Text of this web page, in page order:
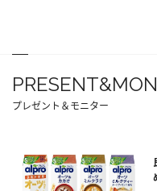
プレゼント＆モニター